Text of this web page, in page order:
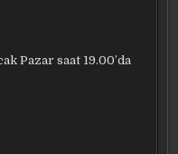
Pazar saat 19.00’da